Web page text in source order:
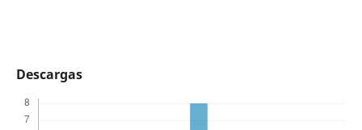
Descargas